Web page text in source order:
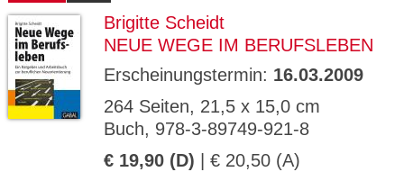
Brigitte Scheidt
NEUE WEGE IM BERUFSLEBEN
Erscheinungstermin: 16.03.2009
264 Seiten, 21,5 x 15,0 cm
Buch, 978-3-89749-921-8
€ 19,90 (D) | € 20,50 (A)